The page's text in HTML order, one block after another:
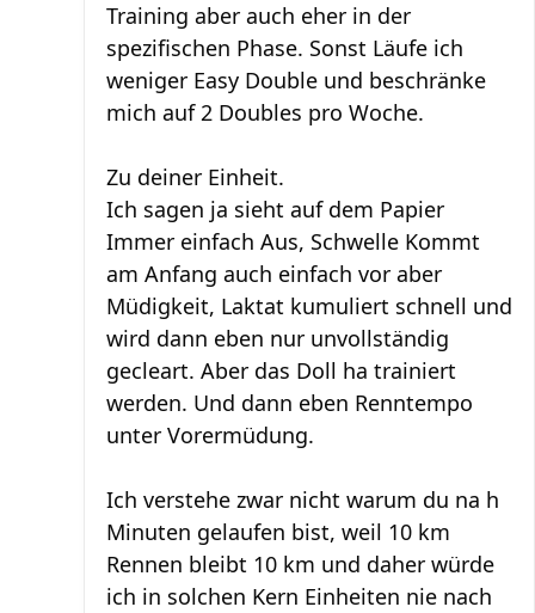
Training aber auch eher in der
spezifischen Phase. Sonst Läufe ich
weniger Easy Double und beschränke
mich auf 2 Doubles pro Woche.
Zu deiner Einheit.
Ich sagen ja sieht auf dem Papier
Immer einfach Aus, Schwelle Kommt
am Anfang auch einfach vor aber
Müdigkeit, Laktat kumuliert schnell und
wird dann eben nur unvollständig
gecleart. Aber das Doll ha trainiert
werden. Und dann eben Renntempo
unter Vorermüdung.
Ich verstehe zwar nicht warum du na h
Minuten gelaufen bist, weil 10 km
Rennen bleibt 10 km und daher würde
ich in solchen Kern Einheiten nie nach